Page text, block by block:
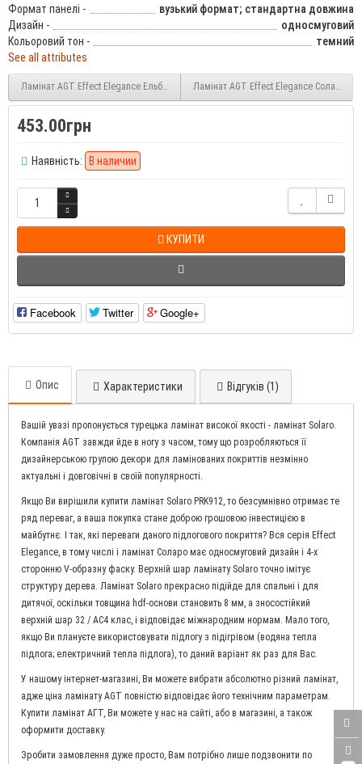
Формат панелі -
вузький формат; стандартна довжина
Дизайн -
односмуговий
Кольоровий тон -
темний
See all attributes
Ламінат AGT Effect Elegance Ельбрус (Elbruz PRK911) 12 мм 33 клас
Ламінат AGT Effect Elegance Соларо
453.00грн
Наявність: В наличии
КУПИТИ
Facebook Twitter Google+
Опис Характеристики Відгуків (1)
Вашій увазі пропонується турецька ламінат високої якості - ламінат Solaro.
Компанія AGT завжди йде в ногу з часом, тому що розробляються її
дизайнерською групою декори для ламінованих покриттів незмінно
актуальні і довговічні в своїй популярності.
Якщо Ви вирішили купити ламінат Solaro PRK912, то безсумнівно отримає те
ряд переваг, а ваша покупка стане доброю грошовою інвестицією в
майбутнє. І так, які переваги даного підлогового покриття? Вся серія Effect
Elegance, в тому числі і ламінат Соларо має односмуговий дизайн і 4-х
сторонню V-образну фаску. Верхній шар ламінату Solaro точно імітує
структуру дерева. Ламінат Solaro прекрасно підійде для спальні і для
дитячої, оскільки товщина hdf-основи становить 8 мм, а зносостійкий
верхній шар 32 / AC4 клас, і відповідає міжнародним нормам. Мало того,
якщо Ви плануєте використовувати підлогу з підігрівом (водяна тепла
підлога; електричний тепла підлога), то даний варіант як раз для Вас.
У нашому інтернет-магазині, Ви можете вибрати абсолютно різний ламінат,
адже ціна ламінату AGT повністю відповідає його технічним параметрам.
Купити ламінат АГТ, Ви можете у нас на сайті, або в магазині, а також
оформити доставку.
Зробити замовлення дуже просто, Вам потрібно лише подзвонити по